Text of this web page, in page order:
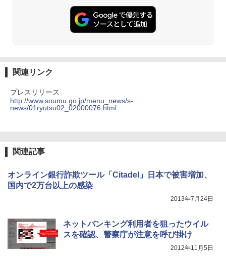
関連リンク
プレスリリース
http://www.soumu.go.jp/menu_news/s-
news/01ryutsu02_02000076.html
関連記事
オンライン銀行詐欺ツール「Citadel」日本で被害増加、
国内で2万台以上の感染
2013年7月24日
ネットバンキング利用者を狙ったウイル
スを確認、警察庁が注意を呼び掛け
2012年11月5日